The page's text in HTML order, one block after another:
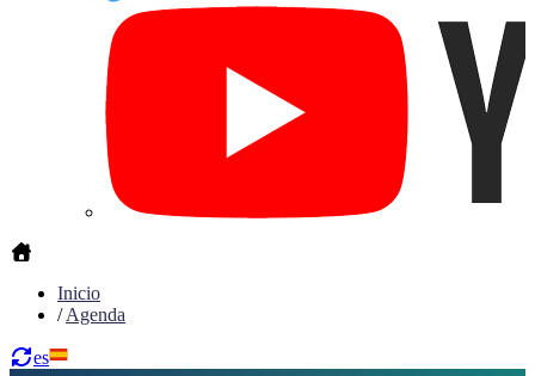
Inicio
/Agenda
es